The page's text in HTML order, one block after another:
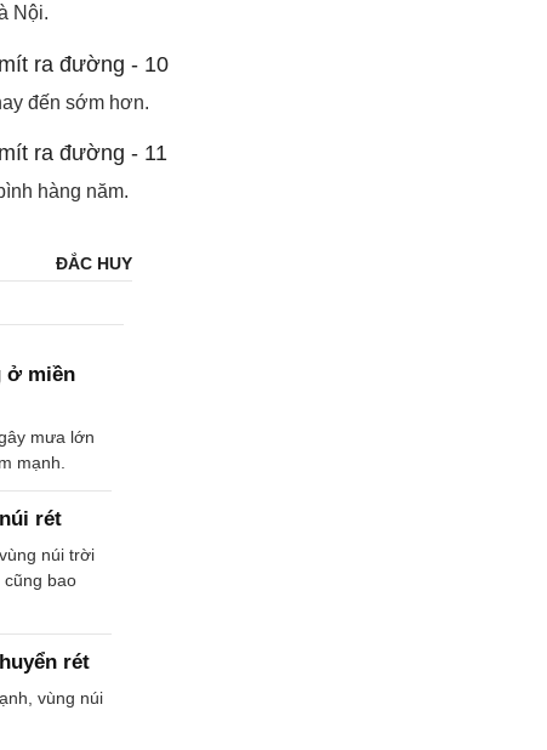
Nội.
đến sớm hơn.
hàng năm.
ĐẮC HUY
ở miền
mưa lớn
mạnh.
rét
núi trời
bao
rét
vùng núi